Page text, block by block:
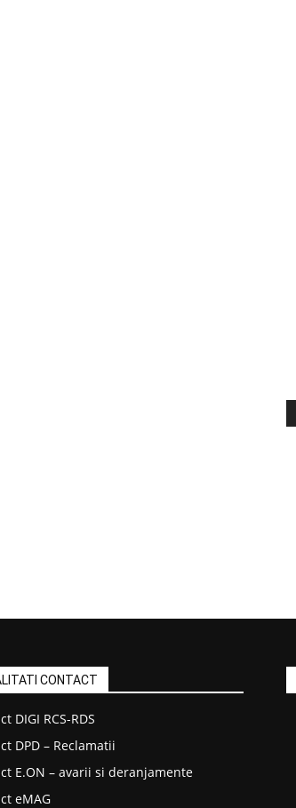
CONTACT
DIGI RCS-RDS
DPD – Reclamatii
E.ON – avarii si deranjamente
eMAG